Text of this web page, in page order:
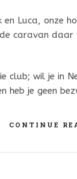
Luca, onze
caravan
club; wil je in
heb je geen
CONTINUE